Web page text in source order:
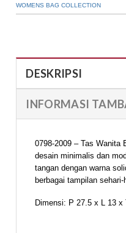
WOMENS BAG COLLECTION
DESKRIPSI
INFORMASI
0798-2009 – Tas Wanita
desain minimalis dan
tangan dengan warna
berbagai tampilan sehari-
Dimensi: P 27.5 x L 13 x